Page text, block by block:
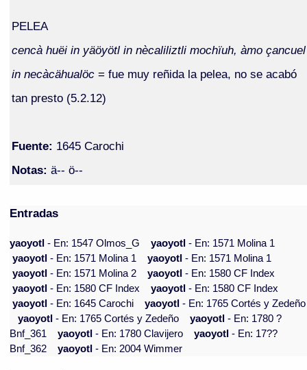
PELEA
cencà huëi in yäöyötl in nècaliliztli mochïuh, àmo çancuel
in necàcähualöc = fue muy reñida la pelea, no se acabó
tan presto (5.2.12)
Fuente: 1645 Carochi
Notas: ä-- ö--
Entradas
yaoyotl- En: 1547 Olmos_G yaoyotl- En: 1571 Molina 1
yaoyotl- En: 1571 Molina 1 yaoyotl- En: 1571 Molina 1
yaoyotl- En: 1571 Molina 2 yaoyotl- En: 1580 CF Index
yaoyotl- En: 1580 CF Index yaoyotl- En: 1580 CF Index
yaoyotl- En: 1645 Carochi yaoyotl- En: 1765 Cortés y Zedeño
yaoyotl- En: 1765 Cortés y Zedeño yaoyotl- En: 1780 ?
Bnf_361
yaoyotl- En: 1780 Clavijero yaoyotl- En: 17??
Bnf_362
yaoyotl- En: 2004 Wimmer